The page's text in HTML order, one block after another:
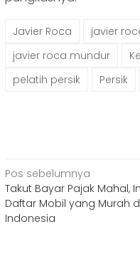
Javier Roca
javier
javier roca mundur
pelatih persik
Persik
Navigasi
pos
Pos sebelumnya
Takut Bayar Pajak Mahal,
Daftar Mobil yang Murah
Indonesia